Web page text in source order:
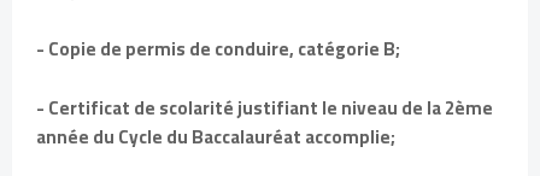
- Copie de permis de conduire, catégorie B;
- Certificat de scolarité justifiant le niveau de la 2ème
année du Cycle du Baccalauréat accomplie;